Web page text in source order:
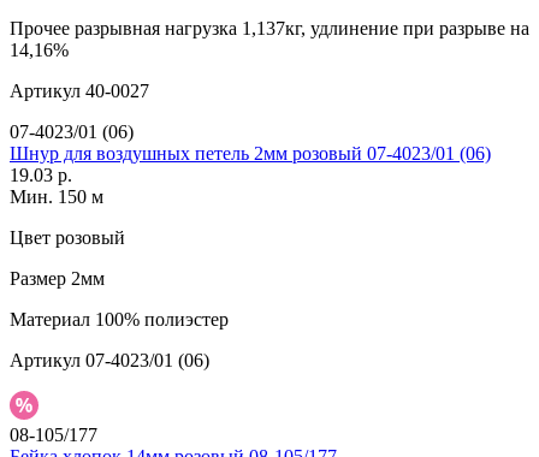
Прочее разрывная нагрузка 1,137кг, удлинение при разрыве на
14,16%
Артикул 40-0027
07-4023/01 (06)
Шнур для воздушных петель 2мм розовый 07-4023/01 (06)
19.03 р.
Мин. 150 м
Цвет розовый
Размер 2мм
Материал 100% полиэстер
Артикул 07-4023/01 (06)
08-105/177